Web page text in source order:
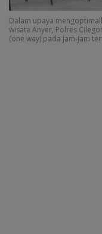
Dalam upaya
wisata Anyer, Polres
(one way) pada jam-jam